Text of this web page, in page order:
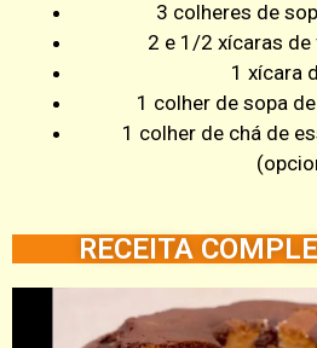
3 colheres de
2 e 1/2 xícaras
1 xícara
1 colher de sopa
1 colher de chá de
RECEITA